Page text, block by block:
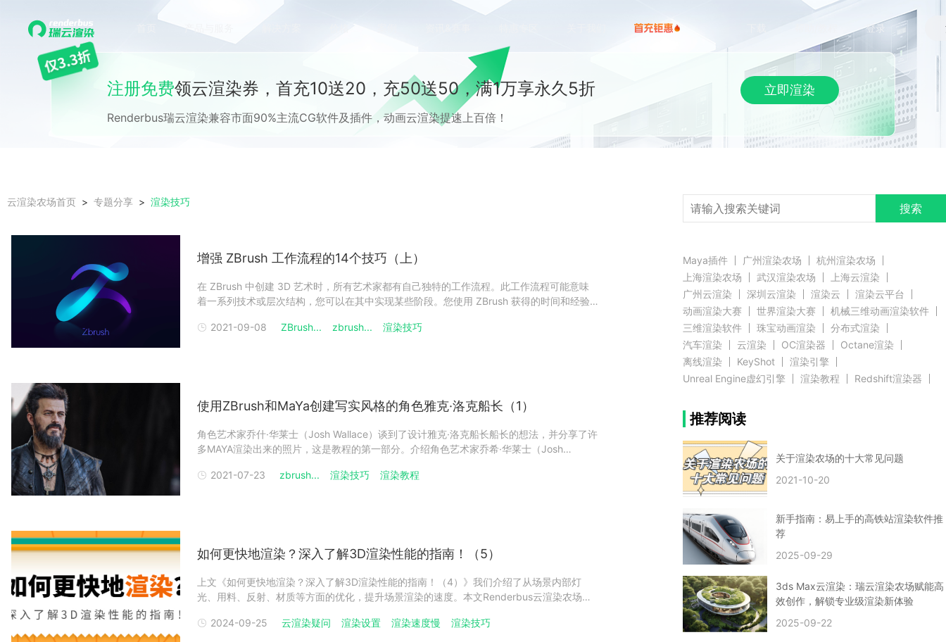
产品与服务 登录
注册免费领云渲染券，首充10送20，充50送50，满1万享永久5折
Renderbus瑞云渲染兼容市面90%主流CG软件及插件，动画云渲染提速上百倍！
立即渲染
云渲染农场首页 专题分享 渲染技巧
增强 ZBrush 工作流程的14个技巧（上）
在 ZBrush 中创建 3D 艺术时，所有艺术家都有自己独特的工作流程。此工作流程可能意味
着一系列技术或层次结构，您可以在其中实现某些阶段。您使用 ZBrush 获得的时间和经验
最适合您的需求。尝试利用这一点并保存您自己的偏好。如果有您经常使用的画笔
2021-09-08 ZBrush... zbrush... 渲染技巧
使用ZBrush和MaYa创建写实风格的角色雅克·洛克船长（1）
角色艺术家乔什·华莱士（Josh Wallace）谈到了设计雅克·洛克船长船长的想法，并分享了许
多MAYA渲染出来的照片，这是教程的第一部分。介绍角色艺术家乔希·华莱士（Josh
世界》和《星球大战旧共和国》CG动画以来，他就一直痴迷于动画和电影。这个
2021-07-23 zbrush... 渲染技巧 渲染教程
如何更快地渲染？深入了解3D渲染性能的指南！（5）
上文《如何更快地渲染？深入了解3D渲染性能的指南！（4）》我们介绍了从场景内部灯
光、用料、反射、材质等方面的优化，提升场景渲染的速度。本文Renderbus云渲染农场将
置是加快渲染速度的最有效方法之一。但是，与往常一样，我们不仅要降低质量，还希望尽
2024-09-25 云渲染疑问 渲染设置 渲染速度慢 渲染技巧
搜索
Maya插件 广州渲染农场
杭州渲染农场
上海渲染农场
武汉渲染农场
上海云渲染
广州云渲染
深圳云渲染 渲染云
渲染云平台
动画渲染大赛
世界渲染大赛
机械三维动画渲染软件
三维渲染软件
珠宝动画渲染
分布式渲染
汽车渲染
云渲染 OC渲染器
Octane渲染
离线渲染
KeyShot
渲染引擎
Unreal Engine虚幻引擎
渲染教程
Redshift渲染器
推荐阅读
3D模型教程
云渲染农场使用教程
渲染图黑色
云渲染农场价格
建筑效果图渲染
渲染速度慢
贴图教程
CG角色制作心得
动画渲染 在线渲染
渲染技巧
雕刻3D模型
Blender云端渲染
maya渲染 CG动画
动画制作
Blender
CG渲染 渲染农场
3dmax云端渲染
渲染图
CG原画
clarisse教程
拟真人物制作 实时渲染
视觉效果
视觉特效
特效 VRay制作案例
VFX案例
手动渲染农场
云渲染小课堂
CPU渲染
Arnold案例
推荐阅读
关于渲染农场的十大常见问题
2021-10-20
新手指南：易上手的高铁站渲染软件推
荐
2025-09-29
3ds Max云渲染：瑞云渲染农场赋能高
效创作，解锁专业级渲染新体验
2025-09-22